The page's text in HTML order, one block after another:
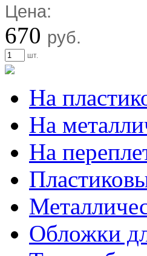
Цена:
670 руб.
шт.
На
На
На
Обложки